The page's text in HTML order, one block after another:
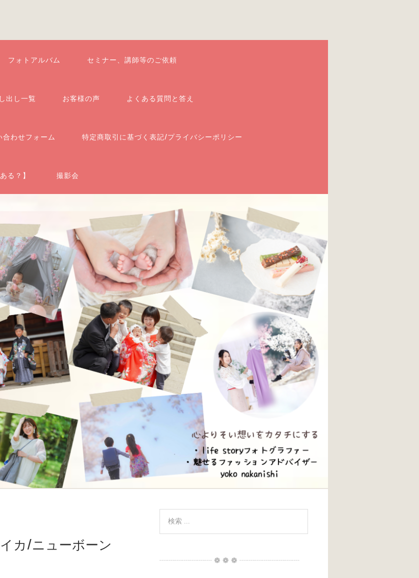
フォトアルバム セミナー、講師等のご依頼
出し一覧 お客様の声 よくある質問と答え
合わせフォーム 特定商取引に基づく表記/プライバシーポリシー
る？】 撮影会
カ/ニューボーン
┈┈┈┈┈┈┈ ❁ ❁ ❁ ┈┈┈┈┈┈┈┈